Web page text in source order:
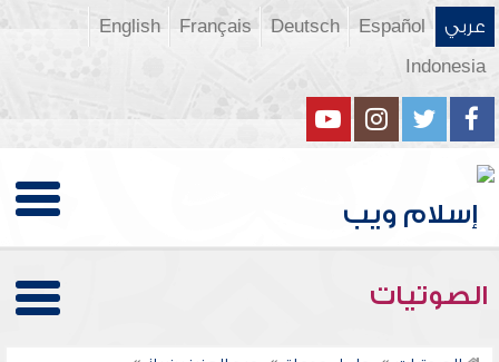
عربي Español
Deutsch
Français
English
Indonesia
الصوتيات